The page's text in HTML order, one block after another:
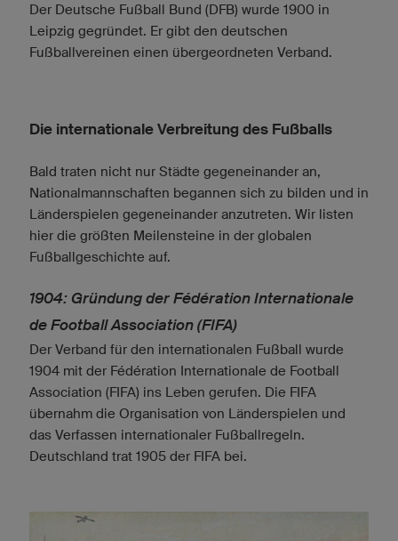
Der Deutsche Fußball Bund (DFB) wurde 1900 in
Leipzig gegründet. Er gibt den deutschen
Fußballvereinen einen übergeordneten Verband.
Die internationale Verbreitung des Fußballs
Bald traten nicht nur Städte gegeneinander an,
Nationalmannschaften begannen sich zu bilden und in
Länderspielen gegeneinander anzutreten. Wir listen
hier die größten Meilensteine in der globalen
Fußballgeschichte auf.
1904: Gründung der Fédération Internationale
de Football Association (FIFA)
Der Verband für den internationalen Fußball wurde
1904 mit der Fédération Internationale de Football
Association (FIFA) ins Leben gerufen. Die FIFA
übernahm die Organisation von Länderspielen und
das Verfassen internationaler Fußballregeln.
Deutschland trat 1905 der FIFA bei.